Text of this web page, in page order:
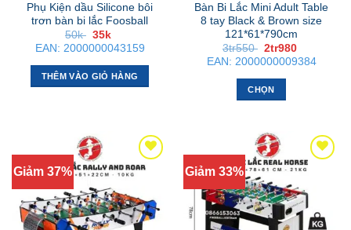
Phụ Kiện dầu Silicone bôi
trơn bàn bi lắc Foosball
50k Giá
gốc
là:
50k .
35k
hiện
tại
là:
35k .
EAN: 2000000043159
THÊM VÀO GIỎ HÀNG
Bàn Bi Lắc Mini Adult Table
8 tay Black & Brown size
121*61*790cm
3tr550 Giá
gốc
là:
3tr550 .
2tr980
hiện
tại
EAN: 2000000009384
CHỌN
này
có
nhiều
biến
thể.
Các
Giảm 37% Giảm 33%